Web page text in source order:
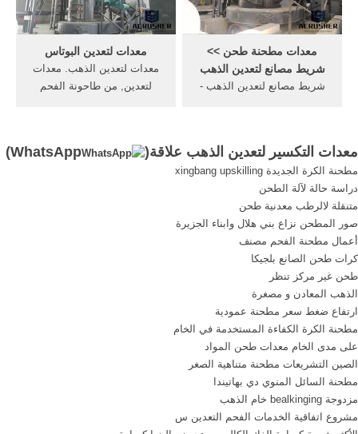
معدات التكسير.
معدات لتعدين البوتاس
معدات لتعدين الذهب. معدات
لتعدين, من طاحونة الفحم
الذهب. الحصول على السعر .
معدات مطحنة طحن >>
شريط مصانع لتعدين الذهب
شريط مصانع لتعدين الذهب -
مقدمة لتعدين الذهب نشر في [
4.52885 تقييمات] February 4,
2013 إن شركتنا كأحد الرواد
من المصانع لمعدات التكسير .
معدات التكسير لتعدين الذهب علاقة( WhatsApp
)
مطحنة الكرة الجديدة xingbang upskilling
دراسة حالة لآلة الطحن
متنقلة لالرطب معدنية طحن
صور المطحن نزاع بني هلال وابناء الجزيرة
أعمال مطحنة الفحم مصنف
كرات طحن الصانع بلجيكا
طحن غير مركز تنظر
الذهب المعادن و مصغرة
ارتفاع ضغط سعر مطحنة عمودية
مطحنة الكرة الكفاءة المستخدمة في الخام
على مدى الخام معدات طحن المواد
الصين التشريعات مطحنة متناهية الصغر
مطحنة السائل المنوي دي بهاتيندا
مزدوجة bealkinging خام الذهب
مشروع اتفاقية الخدمات الفحم التعدين س